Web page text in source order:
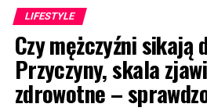
LIFESTYLE
Czy mężczyźni sikają
Przyczyny, skala
zdrowotne –